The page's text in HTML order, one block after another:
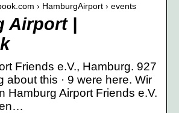
› HamburgAirport › events
Airport |
Friends e.V., Hamburg. 927
about this · 9 were here. Wir
Hamburg Airport Friends e.V.